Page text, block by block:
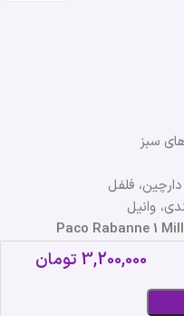
سبز
فلفل
وانیل
3,200,000 تومان